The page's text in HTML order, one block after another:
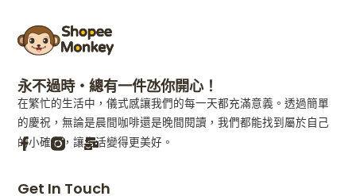
永不過時・總有一件氹你開心！
在繁忙的生活中，儀式感讓我們的每一天都充滿意義。透過簡單
的慶祝，無論是晨間咖啡還是晚間閱讀，我們都能找到屬於自己
的小確幸，讓生活變得更美好。
F M
Get In Touch